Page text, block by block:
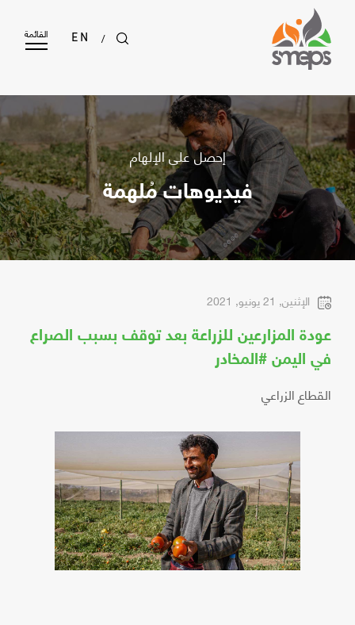
/
EN القائمة
إحصل على الإلهام
فيديوهات مُلهمة
الإثنين, 21 يونيو, 2021
عودة المزارعين للزراعة بعد توقف بسبب الصراع
في اليمن #المخادر
القطاع الزراعي